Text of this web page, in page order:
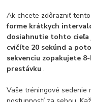
Ak chcete zdôrazniť
forme krátkych
dosiahnutie tohto cieľa
cvičíte 20 sekúnd a
sekvenciu zopakujete
prestávku.
Vaše tréningové sedenie